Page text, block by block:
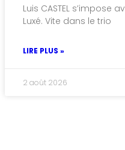
Luis CASTEL s’impose
Luxé. Vite dans le trio
LIRE PLUS »
2 août 2026